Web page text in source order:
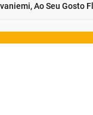
Ao Seu Gosto